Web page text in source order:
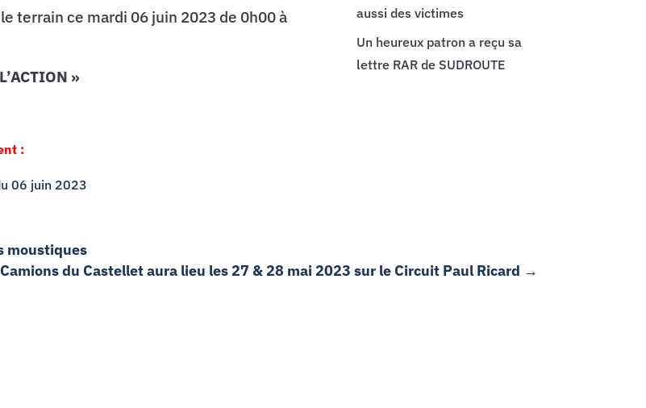
terrain ce mardi 06 juin 2023 de 0h00 à
»
:
06 juin 2023
aussi des victimes
Un heureux patron a reçu sa
lettre RAR de SUDROUTE
moustiques
du Castellet aura lieu les 27 & 28 mai 2023 sur le Circuit Paul Ricard →